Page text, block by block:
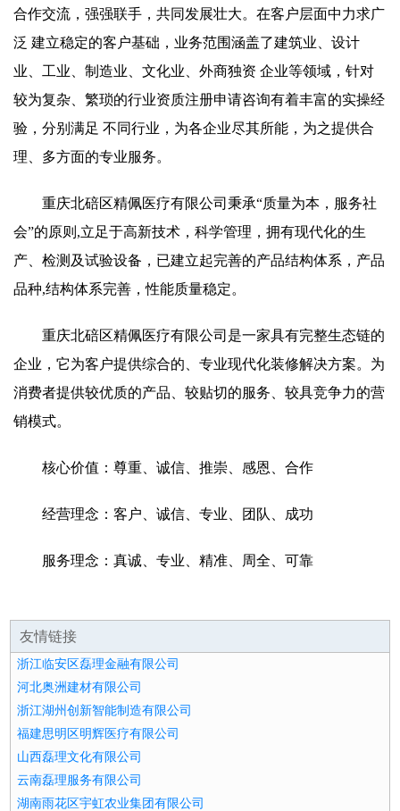
合作交流，强强联手，共同发展壮大。在客户层面中力求广
泛 建立稳定的客户基础，业务范围涵盖了建筑业、设计
业、工业、制造业、文化业、外商独资 企业等领域，针对
较为复杂、繁琐的行业资质注册申请咨询有着丰富的实操经
验，分别满足 不同行业，为各企业尽其所能，为之提供合
理、多方面的专业服务。
重庆北碚区精佩医疗有限公司秉承“质量为本，服务社
会”的原则,立足于高新技术，科学管理，拥有现代化的生
产、检测及试验设备，已建立起完善的产品结构体系，产品
品种,结构体系完善，性能质量稳定。
重庆北碚区精佩医疗有限公司是一家具有完整生态链的
企业，它为客户提供综合的、专业现代化装修解决方案。为
消费者提供较优质的产品、较贴切的服务、较具竞争力的营
销模式。
核心价值：尊重、诚信、推崇、感恩、合作
经营理念：客户、诚信、专业、团队、成功
服务理念：真诚、专业、精准、周全、可靠
友情链接
浙江临安区磊理金融有限公司
河北奥洲建材有限公司
浙江湖州创新智能制造有限公司
福建思明区明辉医疗有限公司
山西磊理文化有限公司
云南磊理服务有限公司
湖南雨花区宇虹农业集团有限公司